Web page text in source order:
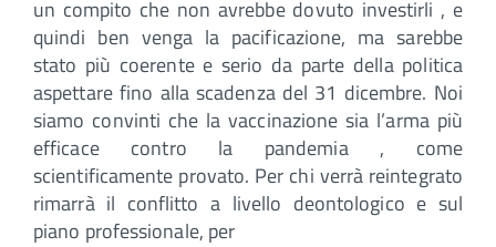
un compito che non avrebbe dovuto investirli , e
quindi ben venga la pacificazione, ma sarebbe
stato più coerente e serio da parte della politica
aspettare fino alla scadenza del 31 dicembre. Noi
siamo convinti che la vaccinazione sia l’arma più
efficace contro la pandemia , come
scientificamente provato. Per chi verrà reintegrato
rimarrà il conflitto a livello deontologico e sul
piano professionale, per